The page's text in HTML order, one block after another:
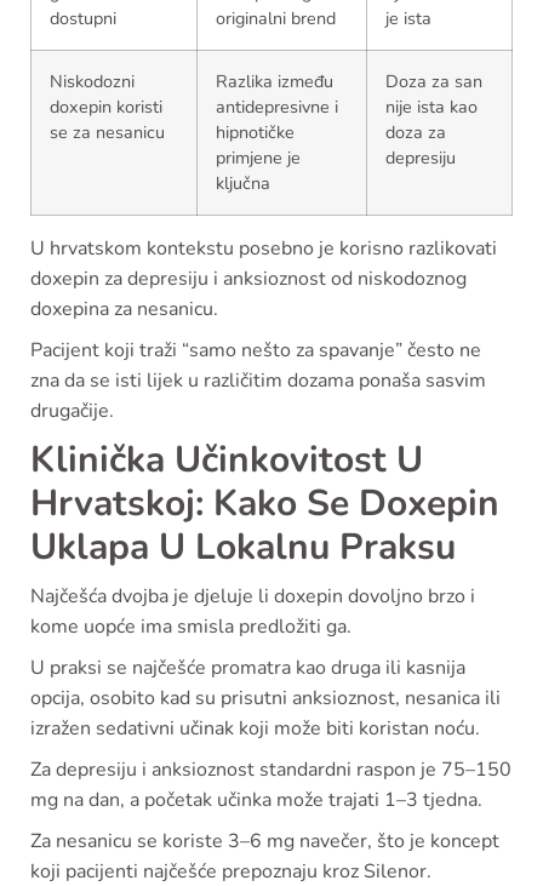
dostupni
originalni brend
je ista
Niskodozni
doxepin koristi
se za nesanicu
Razlika između
antidepresivne i
hipnotičke
primjene je
ključna
Doza za san
nije ista kao
doza za
depresiju
U hrvatskom kontekstu posebno je korisno razlikovati
doxepin za depresiju i anksioznost od niskodoznog
doxepina za nesanicu.
Pacijent koji traži “samo nešto za spavanje” često ne
zna da se isti lijek u različitim dozama ponaša sasvim
drugačije.
Klinička Učinkovitost U
Hrvatskoj: Kako Se Doxepin
Uklapa U Lokalnu Praksu
Najčešća dvojba je djeluje li doxepin dovoljno brzo i
kome uopće ima smisla predložiti ga.
U praksi se najčešće promatra kao druga ili kasnija
opcija, osobito kad su prisutni anksioznost, nesanica ili
izražen sedativni učinak koji može biti koristan noću.
Za depresiju i anksioznost standardni raspon je 75–150
mg na dan, a početak učinka može trajati 1–3 tjedna.
Za nesanicu se koriste 3–6 mg navečer, što je koncept
koji pacijenti najčešće prepoznaju kroz Silenor.